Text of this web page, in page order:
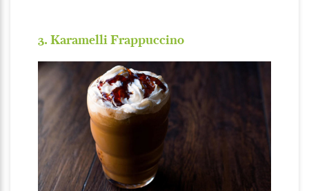
3. Karamelli Frappuccino